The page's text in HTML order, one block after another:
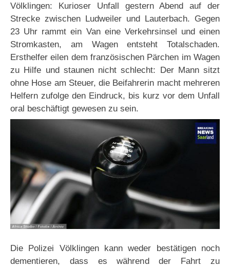
Völklingen: Kurioser Unfall gestern Abend auf der
Strecke zwischen Ludweiler und Lauterbach. Gegen
23 Uhr rammt ein Van eine Verkehrsinsel und einen
Stromkasten, am Wagen entsteht Totalschaden.
Ersthelfer eilen dem französischen Pärchen im Wagen
zu Hilfe und staunen nicht schlecht: Der Mann sitzt
ohne Hose am Steuer, die Beifahrerin macht mehreren
Helfern zufolge den Eindruck, bis kurz vor dem Unfall
oral beschäftigt gewesen zu sein.
Die Polizei Völklingen kann weder bestätigen noch
dementieren, dass es während der Fahrt zu